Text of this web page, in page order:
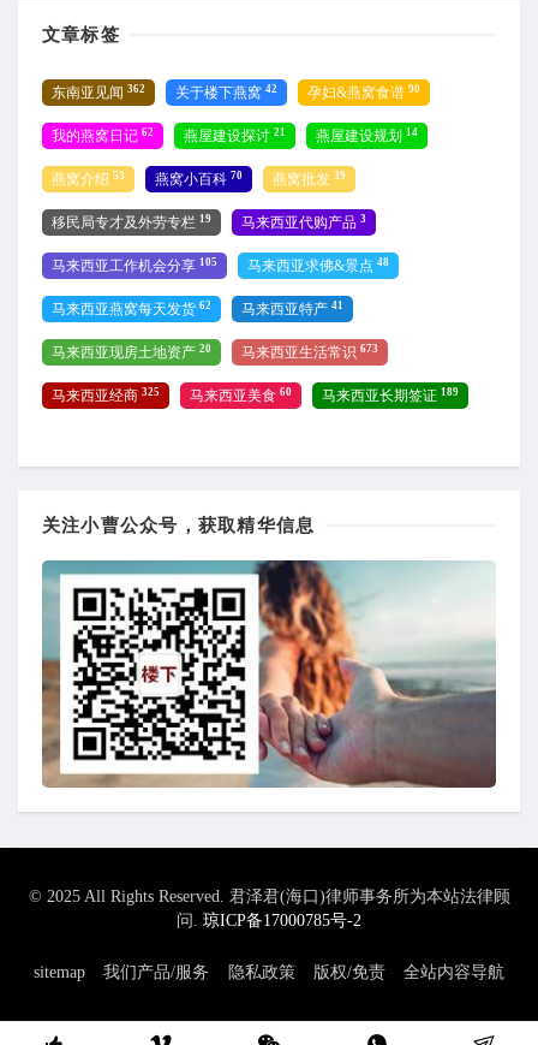
文章标签
东南亚见闻 362 关于楼下燕窝 42 孕妇&燕窝食谱 90
我的燕窝日记 62 燕屋建设探讨 21 燕屋建设规划 14
燕窝介绍 53 燕窝小百科 70 燕窝批发 39
移民局专才及外劳专栏 19 马来西亚代购产品 3
马来西亚工作机会分享 105 马来西亚求佛&景点 48
马来西亚燕窝每天发货 62 马来西亚特产 41
马来西亚现房土地资产 20 马来西亚生活常识 673
马来西亚经商 325 马来西亚美食 60 马来西亚长期签证 189
关注小曹公众号，获取精华信息
© 2025 All Rights Reserved. 君泽君(海口)律师事务所为本站法律顾
问. 琼ICP备17000785号-2
sitemap 我们产品/服务 隐私政策 版权/免责 全站内容导航